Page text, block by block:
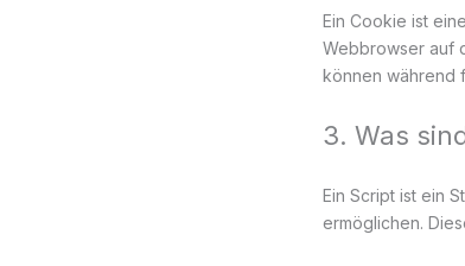
Ein Cookie ist
Webbrowser auf
können während
3. Was
Ein Script ist ein
ermöglichen.